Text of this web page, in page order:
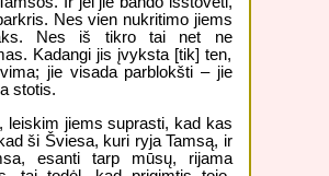
Nes vien nukritimo jiems
Nes iš tikro tai net ne
Kadangi jis įvyksta [tik] ten,
jie visada parblokšti – jie
stotis.
leiskim jiems suprasti, kad kas
ši Šviesa, kuri ryja Tamsą, ir
esanti tarp mūsų, rijama